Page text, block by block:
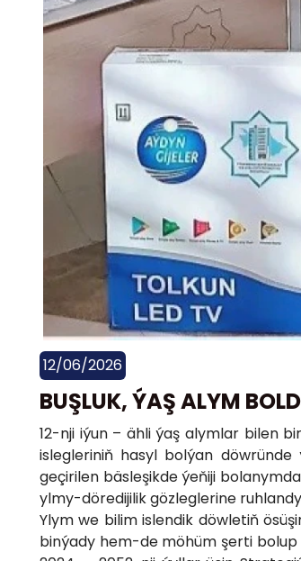
12/06/2026
BUŞLUK, ÝAŞ ALYM
12-nji iýun – ähli ýaş alymlar bilen
islegleriniň hasyl bolýan
geçirilen bäsleşikde ýeňiji
ylmy-döredijilik gözleglerine
Ylym we bilim islendik döwletiň
binýady hem-de möhüm şerti bolup